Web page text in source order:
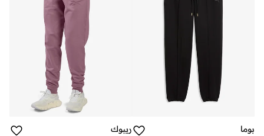
بوما
ريبوك